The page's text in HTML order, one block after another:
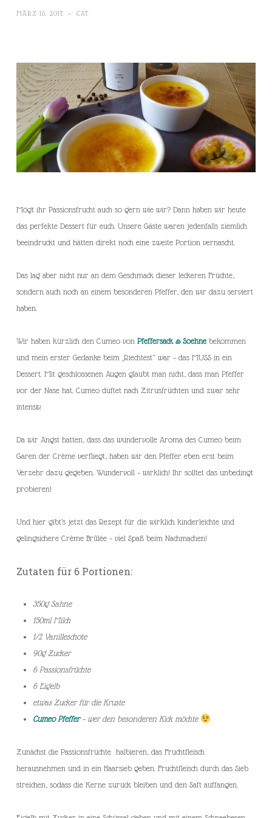
MÄRZ 15, 2017 ~ CAT
Mögt ihr Passionsfrucht auch so gern wie wir? Dann haben wir heute
das perfekte Dessert für euch. Unsere Gäste waren jedenfalls ziemlich
beeindruckt und hätten direkt noch eine zweite Portion vernascht.
Das lag aber nicht nur an dem Geschmack dieser leckeren Früchte,
sondern auch noch an einem besonderen Pfeffer, den wir dazu serviert
haben.
Wir haben kürzlich den Cumeo von Pfeffersack & Soehne bekommen
und mein erster Gedanke beim „Riechtest“ war – das MUSS in ein
Dessert. Mit geschlossenen Augen glaubt man nicht, dass man Pfeffer
vor der Nase hat. Cumeo duftet nach Zitrusfrüchten und zwar sehr
intensiv.
Da wir Angst hatten, dass das wundervolle Aroma des Cumeo beim
Garen der Crème verfliegt, haben wir den Pfeffer eben erst beim
Verzehr dazu gegeben. Wundervoll – wirklich! Ihr solltet das unbedingt
probieren!
Und hier gibt’s jetzt das Rezept für die wirklich kinderleichte und
gelingsichere Crème Brûlée – viel Spaß beim Nachmachen!
Zutaten für 6 Portionen:
350g Sahne
150ml Milch
1/2 Vanilleschote
90g Zucker
6 Passionsfrüchte
6 Eigelb
etwas Zucker für die Kruste
Cumeo Pfeffer– wer den besonderen Kick möchte
Zunächst die Passionsfrüchte halbieren, das Fruchtfleisch
herausnehmen und in ein Haarsieb geben. Fruchtfleisch durch das Sieb
streichen, sodass die Kerne zurück bleiben und den Saft auffangen.